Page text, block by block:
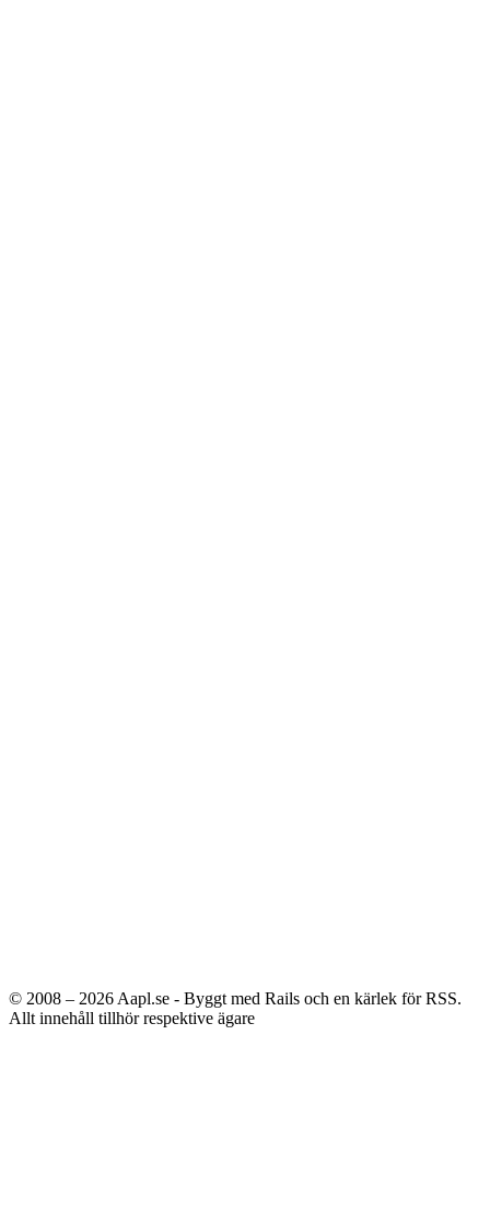
© 2008 – 2026 Aapl.se - Byggt med Rails och en kärlek för RSS.
Allt innehåll tillhör respektive ägare